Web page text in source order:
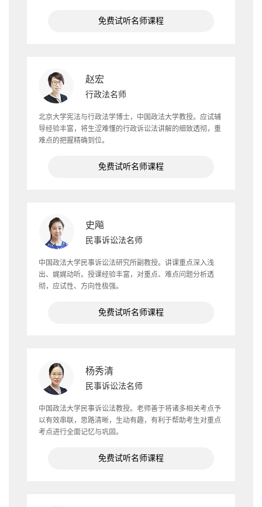
免费试听名师课程
赵宏
行政法名师
北京大学宪法与行政法学博士，中国政法大学教授。应试辅
导经验丰富，将生涩难懂的行政诉讼法讲解的细致透彻，重
难点的把握精确到位。
免费试听名师课程
史飚
民事诉讼法名师
中国政法大学民事诉讼法研究所副教授。讲课重点深入浅
出、娓娓动听。授课经验丰富，对重点、难点问题分析透
彻，应试性、方向性极强。
免费试听名师课程
杨秀清
民事诉讼法名师
中国政法大学民事诉讼法教授。老师善于将诸多相关考点予
以有效串联，思路清晰，生动有趣，有利于帮助考生对重点
考点进行全面记忆与巩固。
免费试听名师课程